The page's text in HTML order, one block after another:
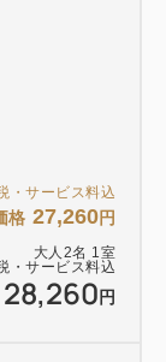
・サービス料込
格 27,260円
大人 2名 1 室
・サービス料込
28,260 円